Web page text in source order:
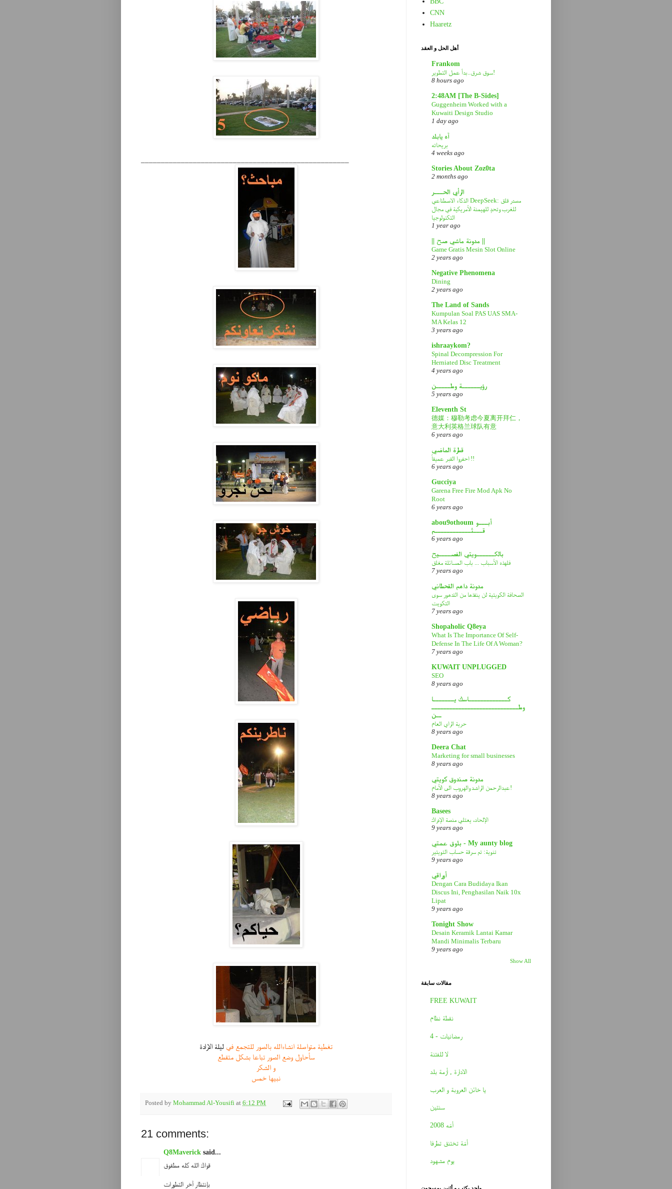
تغطية متواصلة انشاءالله بالصور للتجمع في ليلة الارادة
سأحاول وضع الصور تباعا بشكل متقطع
و الشكر
نبيها خمس
Posted by Mohammad Al-Yousifi at 6:12 PM
21 comments:
Q8Maverick said...
قواك الله كله مطقوق
بإنتظار آخر التطورات
CNN
Haaretz
أهل الحل و العقد
Frankom
سوق شرق..بدأ عمل التطوير!
8 hours ago
2:48AM [The B-Sides]
Guggenheim Worked with a
Kuwaiti Design Studio
1 day ago
آه يابلد
بريحاته
4 weeks ago
Stories About Zoz0ta
2 months ago
الرأي الحـــر
الذكاء الاصطناعي DeepSeek: مصدر قلق
للغرب وتحدٍ للهيمنة الأمريكية في مجال
التكنولوجيا
1 year ago
|| مدونة ماشي صح ||
Game Gratis Mesin Slot Online
2 years ago
Negative Phenomena
Dining
2 years ago
The Land of Sands
Kumpulan Soal PAS UAS SMA-
MA Kelas 12
3 years ago
ishraaykom?
Spinal Decompression For
Herniated Disc Treatment
4 years ago
رؤيــــــة وطـــــن
5 years ago
Eleventh St
德媒：穆勒考虑今夏离开拜仁，
意大利英格兰球队有意
6 years ago
قطرة الماضي
احفروا القبر عميقاً !!
6 years ago
Gucciya
Garena Free Fire Mod Apk No
Root
6 years ago
abou9othoum أبـــو
قـــثــــــــــــم
6 years ago
بالكــــــويتي الفصــــيح
فلهذه الأسباب ... باب المسائلة مغلق
7 years ago
مدونة داهم القحطاني
الصحافة الكويتية لن ينقذها من التدهور سوى
التكويت
7 years ago
Shopaholic Q8eya
What Is The Importance Of Self-
Defense In The Life Of A Woman?
7 years ago
KUWAIT UNPLUGGED
SEO
8 years ago
كـــــــــــــاسك يـــــــا
وطـــــــــــــــــــــــــــــ
ــن
حرية الراي العام
8 years ago
Deera Chat
Marketing for small businesses
8 years ago
مدونة صندوق كويتي
عبدالرحمن الراشد والهروب الى الأمام!
8 years ago
Basees
الإلحاد، يعتلي منصة الإدراك
9 years ago
بلوق عمتي - My aunty blog
تنوية: تم سرقة حساب التويتير
9 years ago
أوراقي
Dengan Cara Budidaya Ikan
Discus Ini, Penghasilan Naik 10x
Lipat
9 years ago
Tonight Show
Desain Keramik Lantai Kamar
Mandi Minimalis Terbaru
9 years ago
Show All
مقالات سابقة
FREE KUWAIT
نقطة نظام
رمضانيات - 4
لا للفتنة
الادارة , أزمة بلد
يا خائن العروبة و العرب
سنتين
أمّه 2008
أمّة تختنق تطرفا
يوم مشهود